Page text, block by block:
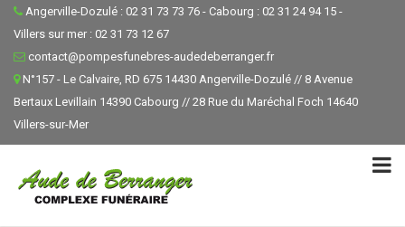
Angerville-Dozulé : 02 31 73 73 76 - Cabourg : 02 31 24 94 15 -
Villers sur mer : 02 31 73 12 67
contact@pompesfunebres-audedeberranger.fr
N°157 - Le Calvaire, RD 675 14430 Angerville-Dozulé // 8 Avenue
Bertaux Levillain 14390 Cabourg // 28 Rue du Maréchal Foch 14640
Villers-sur-Mer